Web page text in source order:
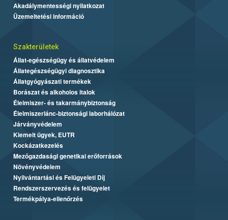
Akadálymentességi nyilatkozat
Üzemeltetési információ
Szakterületek
Állat-egészségügy és állatvédelem
Állategészségügyi diagnosztika
Állatgyógyászati termékek
Borászat és alkoholos italok
Élelmiszer- és takarmánybiztonság
Élelmiszerlánc-biztonsági laborhálózat
Járványvédelem
Kiemelt ügyek, EUTR
Kockázatkezelés
Mezőgazdasági genetikai erőforrások
Növényvédelem
Nyilvántartási és Felügyeleti Díj
Rendszerszervezés és felügyelet
Termékpálya-ellenőrzés